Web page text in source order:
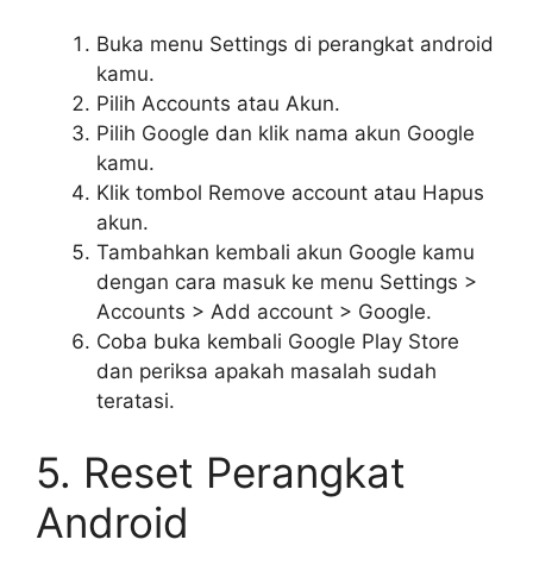
Buka menu Settings di perangkat android
kamu.
Pilih Accounts atau Akun.
Pilih Google dan klik nama akun Google
kamu.
Klik tombol Remove account atau Hapus
akun.
Tambahkan kembali akun Google kamu
dengan cara masuk ke menu Settings >
Accounts > Add account > Google.
Coba buka kembali Google Play Store
dan periksa apakah masalah sudah
teratasi.
5. Reset Perangkat
Android